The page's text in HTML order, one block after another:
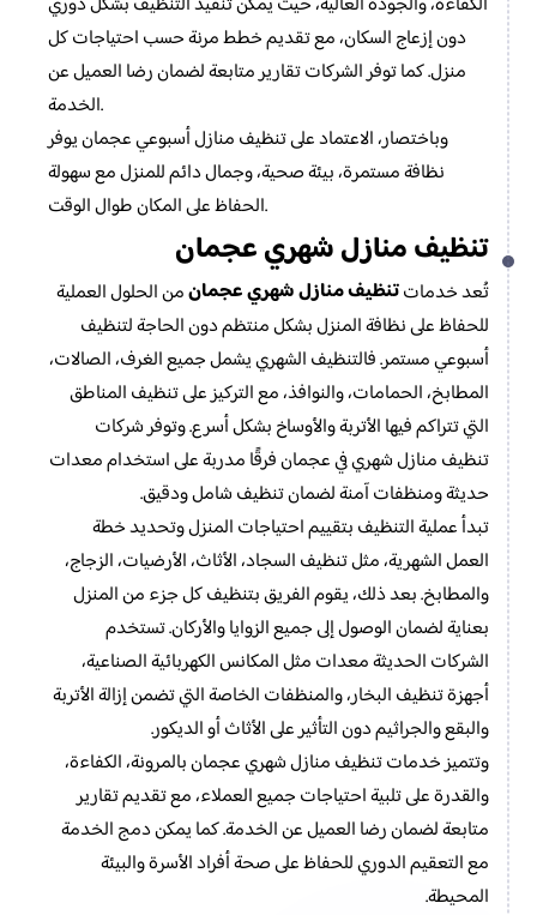
دون إزعاج السكان، مع تقديم خطط مرنة حسب احتياجات كل
منزل. كما توفر الشركات تقارير متابعة لضمان رضا العميل عن
الخدمة.
وباختصار، الاعتماد على تنظيف منازل أسبوعي عجمان يوفر
نظافة مستمرة، بيئة صحية، وجمال دائم للمنزل مع سهولة
الحفاظ على المكان طوال الوقت.
تنظيف منازل شهري عجمان
تُعد خدماتتنظيف منازل شهري عجمانمن الحلول العملية
للحفاظ على نظافة المنزل بشكل منتظم دون الحاجة لتنظيف
أسبوعي مستمر. فالتنظيف الشهري يشمل جميع الغرف، الصالات،
المطابخ، الحمامات، والنوافذ، مع التركيز على تنظيف المناطق
التي تتراكم فيها الأتربة والأوساخ بشكل أسرع. وتوفر شركات
تنظيف منازل شهري في عجمان فرقًا مدربة على استخدام معدات
حديثة ومنظفات آمنة لضمان تنظيف شامل ودقيق.
تبدأ عملية التنظيف بتقييم احتياجات المنزل وتحديد خطة
العمل الشهرية، مثل تنظيف السجاد، الأثاث، الأرضيات، الزجاج،
والمطابخ. بعد ذلك، يقوم الفريق بتنظيف كل جزء من المنزل
بعناية لضمان الوصول إلى جميع الزوايا والأركان. تستخدم
الشركات الحديثة معدات مثل المكانس الكهربائية الصناعية،
أجهزة تنظيف البخار، والمنظفات الخاصة التي تضمن إزالة الأتربة
والبقع والجراثيم دون التأثير على الأثاث أو الديكور.
وتتميز خدمات تنظيف منازل شهري عجمان بالمرونة، الكفاءة،
والقدرة على تلبية احتياجات جميع العملاء، مع تقديم تقارير
متابعة لضمان رضا العميل عن الخدمة. كما يمكن دمج الخدمة
مع التعقيم الدوري للحفاظ على صحة أفراد الأسرة والبيئة
المحيطة.